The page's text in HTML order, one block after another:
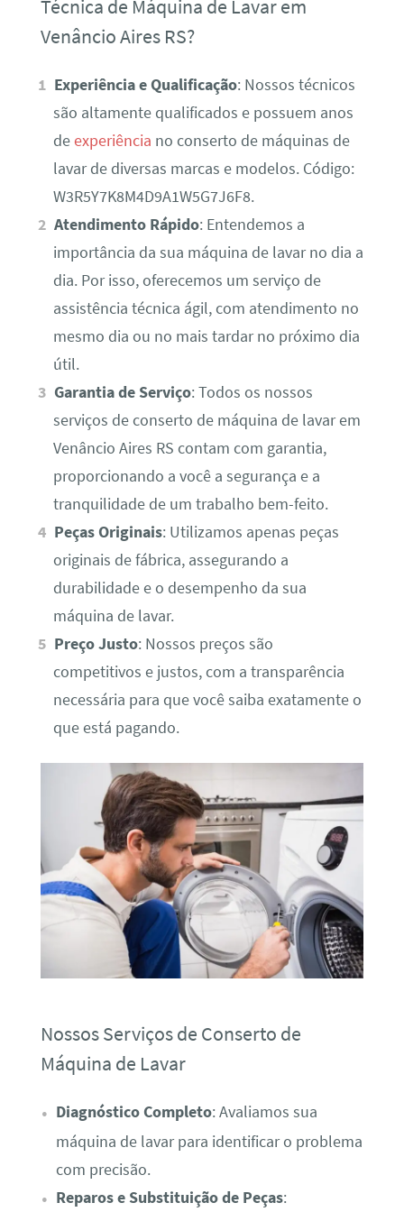
Técnica de Máquina de Lavar em
Venâncio Aires RS?
Experiência e Qualificação: Nossos técnicos
são altamente qualificados e possuem anos
deexperiência no conserto de máquinas de
lavar de diversas marcas e modelos. Código:
W3R5Y7K8M4D9A1W5G7J6F8.
Atendimento Rápido: Entendemos a
importância da sua máquina de lavar no dia a
dia. Por isso, oferecemos um serviço de
assistência técnica ágil, com atendimento no
mesmo dia ou no mais tardar no próximo dia
útil.
Garantia de Serviço: Todos os nossos
serviços de conserto de máquina de lavar em
Venâncio Aires RS contam com garantia,
proporcionando a você a segurança e a
tranquilidade de um trabalho bem-feito.
Peças Originais: Utilizamos apenas peças
originais de fábrica, assegurando a
durabilidade e o desempenho da sua
máquina de lavar.
Preço Justo: Nossos preços são
competitivos e justos, com a transparência
necessária para que você saiba exatamente o
que está pagando.
Nossos Serviços de Conserto de
Máquina de Lavar
Diagnóstico Completo: Avaliamos sua
máquina de lavar para identificar o problema
com precisão.
Reparos e Substituição de Peças: